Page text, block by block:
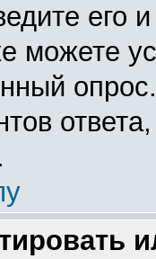
его
можете